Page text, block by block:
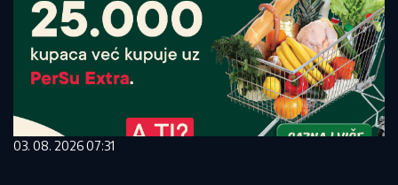
03. 08. 2026 07:31